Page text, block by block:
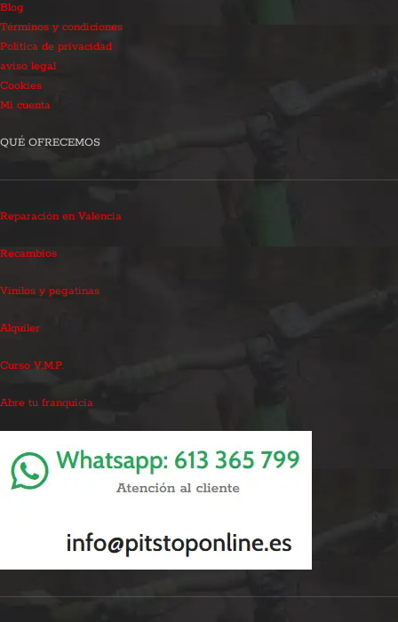
Blog
Términos y condiciones
Política de privacidad
aviso legal
Cookies
Mi cuenta
QUÉ OFRECEMOS
Reparación en Valencia
Recambios
Vinilos y pegatinas
Alquiler
Curso V.M.P.
Abre tu franquicia